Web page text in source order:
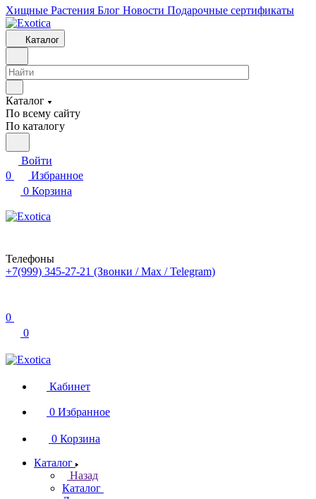
Хищные Растения Блог Новости Подарочные сертификаты
Каталог
Каталог
По всему сайту
По каталогу
Войти
0
Избранное
0 Корзина
Телефоны
+7(999) 345-27-21 (Звонки / Max / Telegram)
0
0
Кабинет
0 Избранное
0 Корзина
Каталог
Назад
Каталог